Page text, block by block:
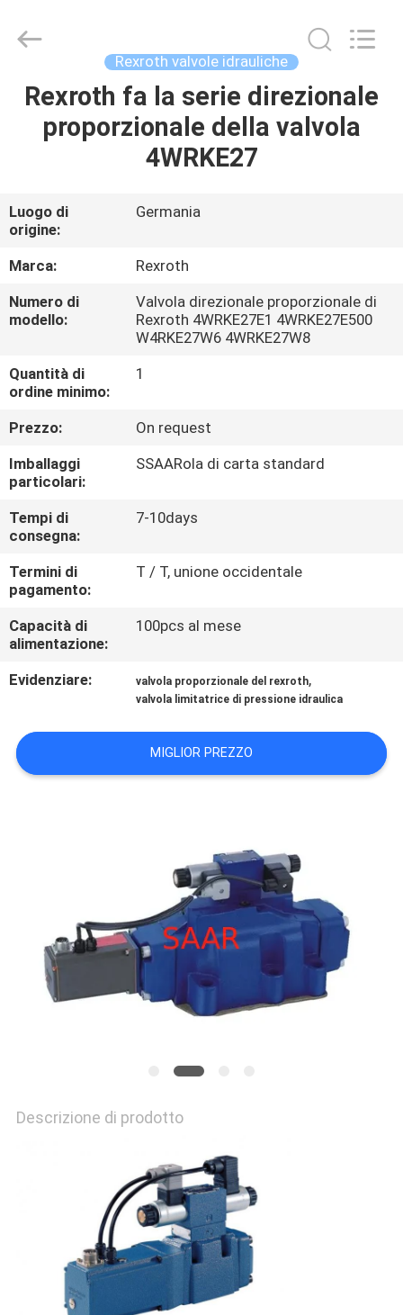
CASA
CIRCA
NOI
GIRO
DELLA
FABBRICA
CONTROLLO
QUALITÀ
CONTATTICI
RICHIEDA
UNA
CITAZIONE
DEL
SITO
Electronic
Limited.
Reserved.
Rexroth valvole idrauliche
Rexroth fa la serie direzionale
proporzionale della valvola
4WRKE27
Luogo di
origine:
Germania
Marca:
Rexroth
Numero di
modello:
Valvola direzionale proporzionale di
Rexroth 4WRKE27E1 4WRKE27E500
W4RKE27W6 4WRKE27W8
Quantità di
ordine minimo:
1
Prezzo:
On request
Imballaggi
particolari:
SSAARola di carta standard
Tempi di
consegna:
7-10days
Termini di
pagamento:
T / T, unione occidentale
Capacità di
alimentazione:
100pcs al mese
Evidenziare: valvola proporzionale del rexroth,
valvola limitatrice di pressione idraulica
MIGLIOR PREZZO
Descrizione di prodotto